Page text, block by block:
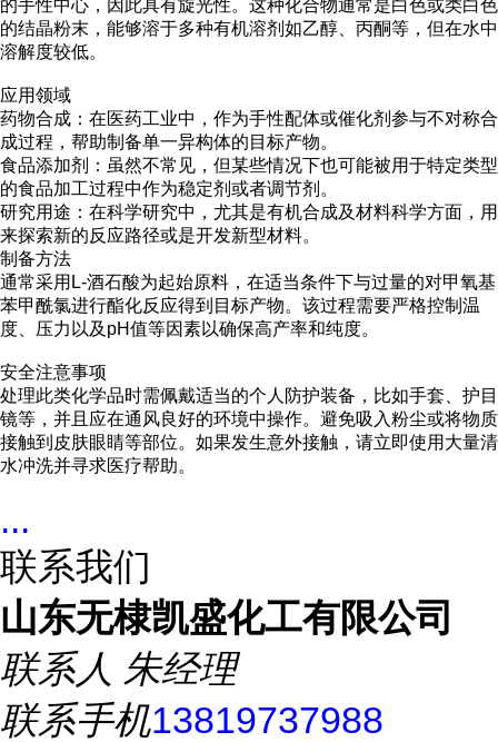
的手性中心，因此具有旋光性。这种化合物通常是白色或类白色
的结晶粉末，能够溶于多种有机溶剂如乙醇、丙酮等，但在水中
溶解度较低。
应用领域
药物合成：在医药工业中，作为手性配体或催化剂参与不对称合
成过程，帮助制备单一异构体的目标产物。
食品添加剂：虽然不常见，但某些情况下也可能被用于特定类型
的食品加工过程中作为稳定剂或者调节剂。
研究用途：在科学研究中，尤其是有机合成及材料科学方面，用
来探索新的反应路径或是开发新型材料。
制备方法
通常采用L-酒石酸为起始原料，在适当条件下与过量的对甲氧基
苯甲酰氯进行酯化反应得到目标产物。该过程需要严格控制温
度、压力以及pH值等因素以确保高产率和纯度。
安全注意事项
处理此类化学品时需佩戴适当的个人防护装备，比如手套、护目
镜等，并且应在通风良好的环境中操作。避免吸入粉尘或将物质
接触到皮肤眼睛等部位。如果发生意外接触，请立即使用大量清
水冲洗并寻求医疗帮助。
...
联系我们
山东无棣凯盛化工有限公司
联系人 朱经理
联系手机13819737988